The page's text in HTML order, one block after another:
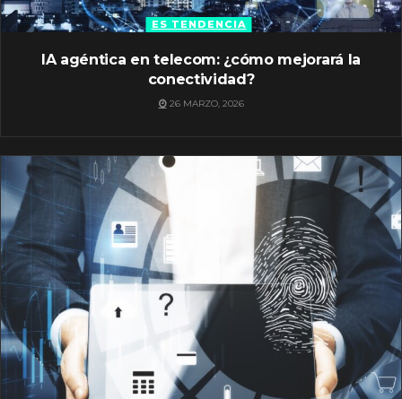
ES TENDENCIA
IA agéntica en telecom: ¿cómo mejorará la
conectividad?
26 MARZO, 2026